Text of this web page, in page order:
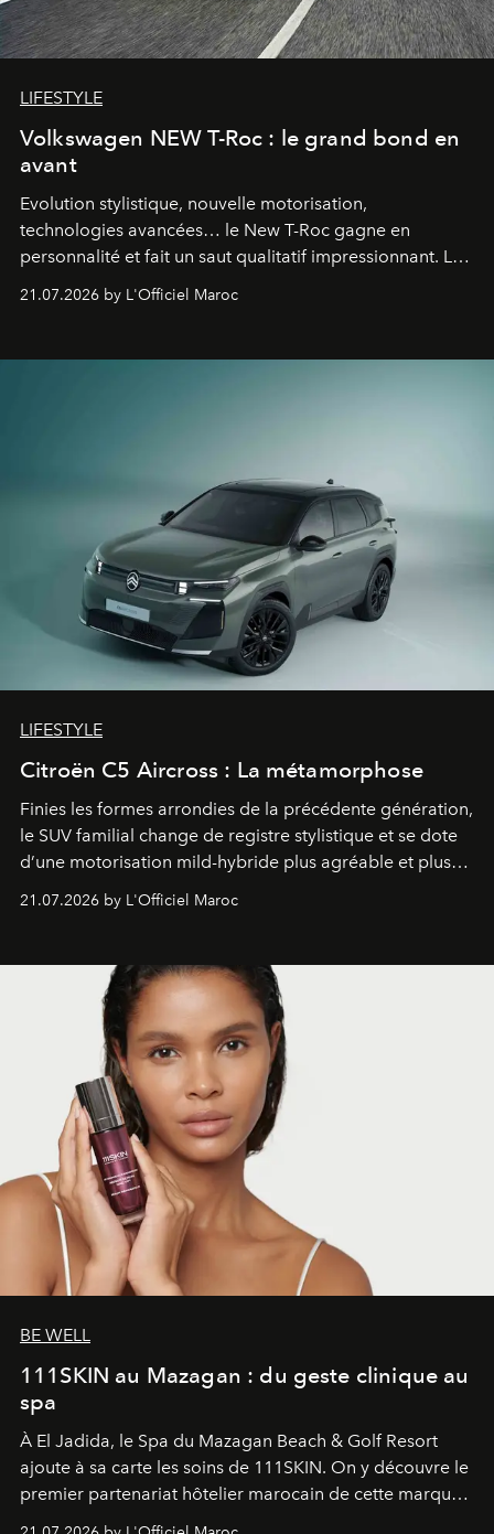
LIFESTYLE
Volkswagen NEW T-Roc : le grand bond en
avant
Evolution stylistique, nouvelle motorisation,
technologies avancées… le New T-Roc gagne en
personnalité et fait un saut qualitatif impressionnant. Le
constructeur allemand a revu en profondeur son SUV
fétiche pour le rendre plus premium. Et le pari semble
21.07.2026 by L'Officiel Maroc
LIFESTYLE
Citroën C5 Aircross : La métamorphose
Finies les formes arrondies de la précédente génération,
le SUV familial change de registre stylistique et se dote
d’une motorisation mild-hybride plus agréable et plus
économe. à n’en pas douter, le nouveau C5 Aircross a
gagné en maturité.
21.07.2026 by L'Officiel Maroc
BE WELL
111SKIN au Mazagan : du geste clinique au
spa
À El Jadida, le Spa du Mazagan Beach & Golf Resort
ajoute à sa carte les soins de 111SKIN. On y découvre le
premier partenariat hôtelier marocain de cette marque
britannique, née dans un cabinet de chirurgie plastique